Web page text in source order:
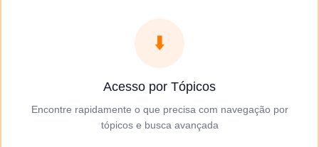
⬇️
Acesso por Tópicos
Encontre rapidamente o que precisa com navegação por
tópicos e busca avançada